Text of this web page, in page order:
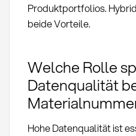
Produktportfolios.
beide Vorteile.
Welche Rolle
Datenqualität
Hohe Datenqualität ist